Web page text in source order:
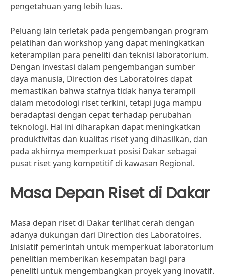
pengetahuan yang lebih luas.
Peluang lain terletak pada pengembangan program
pelatihan dan workshop yang dapat meningkatkan
keterampilan para peneliti dan teknisi laboratorium.
Dengan investasi dalam pengembangan sumber
daya manusia, Direction des Laboratoires dapat
memastikan bahwa stafnya tidak hanya terampil
dalam metodologi riset terkini, tetapi juga mampu
beradaptasi dengan cepat terhadap perubahan
teknologi. Hal ini diharapkan dapat meningkatkan
produktivitas dan kualitas riset yang dihasilkan, dan
pada akhirnya memperkuat posisi Dakar sebagai
pusat riset yang kompetitif di kawasan Regional.
Masa Depan Riset di Dakar
Masa depan riset di Dakar terlihat cerah dengan
adanya dukungan dari Direction des Laboratoires.
Inisiatif pemerintah untuk memperkuat laboratorium
penelitian memberikan kesempatan bagi para
peneliti untuk mengembangkan proyek yang inovatif.